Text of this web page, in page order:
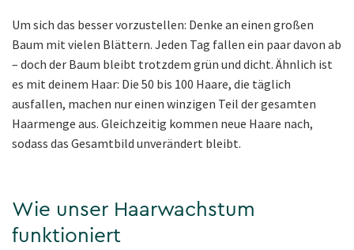
Um sich das besser vorzustellen: Denke an einen großen
Baum mit vielen Blättern. Jeden Tag fallen ein paar davon ab
– doch der Baum bleibt trotzdem grün und dicht. Ähnlich ist
es mit deinem Haar: Die 50 bis 100 Haare, die täglich
ausfallen, machen nur einen winzigen Teil der gesamten
Haarmenge aus. Gleichzeitig kommen neue Haare nach,
sodass das Gesamtbild unverändert bleibt.
Wie unser Haarwachstum
funktioniert